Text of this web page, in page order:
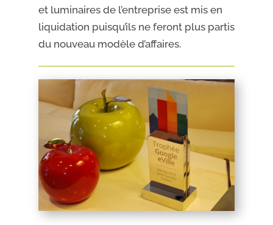
et luminaires de l’entreprise est mis en
liquidation puisqu’ils ne feront plus partis
du nouveau modèle d’affaires.